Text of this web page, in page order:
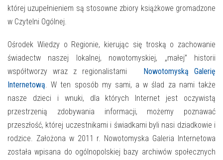
której uzupełnieniem są stosowne zbiory książkowe gromadzone
w Czytelni Ogólnej.
Ośrodek Wiedzy o Regionie, kierując się troską o zachowanie
świadectw naszej lokalnej, nowotomyskiej, „małej” historii
współtworzy wraz z regionalistami Nowotomyską Galerię
Internetową. W ten sposób my sami, a w ślad za nami także
nasze dzieci i wnuki, dla których Internet jest oczywistą
przestrzenią zdobywania informacji, możemy poznawać
przeszłość, której uczestnikami i świadkami byli nasi dziadkowie i
rodzice. Założona w 2011 r. Nowotomyska Galeria Internetowa
została wpisana do ogólnopolskiej bazy archiwów społecznych